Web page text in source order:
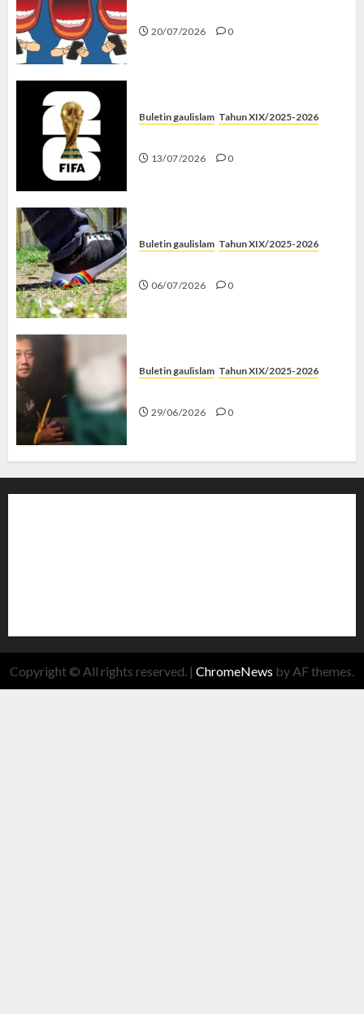
20/07/2026 0
Buletin gaulislam Tahun XIX/2025-2026
13/07/2026 0
Buletin gaulislam Tahun XIX/2025-2026
06/07/2026 0
Buletin gaulislam Tahun XIX/2025-2026
29/06/2026 0
Copyright © All rights reserved. | ChromeNews by AF themes.